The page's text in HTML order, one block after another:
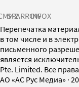
SPARROWINFOX
Перепечатка
в том числе и в
письменного
является
Pte. Limited. Все
AO «АС Рус Медиа» ·